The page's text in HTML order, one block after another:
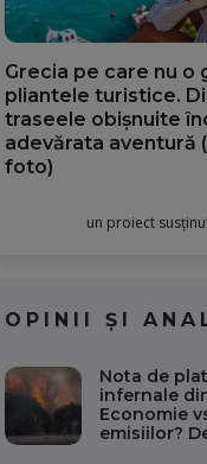
Grecia pe care nu o
pliantele turistice.
traseele obișnuite
adevărata aventură
foto)
un proiect
OPINII ȘI
Nota de
infernale
Economie
emisiilor?